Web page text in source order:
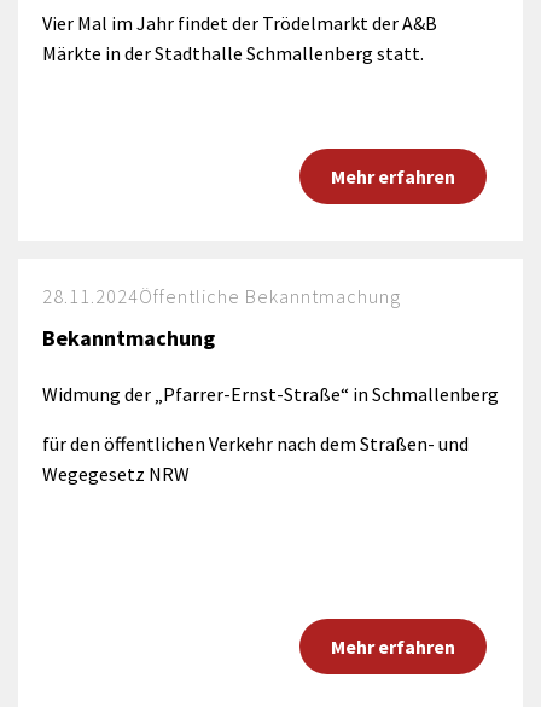
Vier Mal im Jahr findet der Trödelmarkt der A&B
Märkte in der Stadthalle Schmallenberg statt.
Mehr erfahren
28.11.2024Öffentliche Bekanntmachung
Bekanntmachung
Widmung der „Pfarrer-Ernst-Straße“ in Schmallenberg
für den öffentlichen Verkehr nach dem Straßen- und
Wegegesetz NRW
Mehr erfahren